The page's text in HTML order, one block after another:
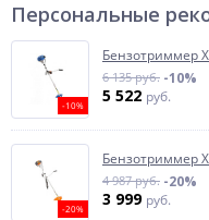
Персональные
-10%
Бензотриммер
6 135 руб. -10%
5 522 руб.
-20%
Бензотриммер
4 987 руб. -20%
3 999 руб.